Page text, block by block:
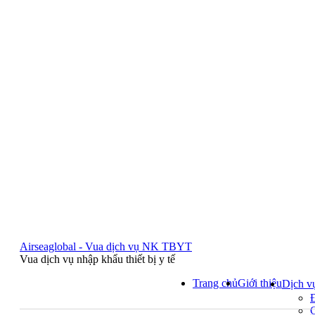
Airseaglobal - Vua dịch vụ NK TBYT
Vua dịch vụ nhập khẩu thiết bị y tế
Trang chủGiới thiệuDịch